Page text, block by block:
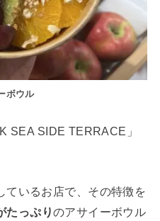
ボウル
SEA SIDE TERRACE」
ているお店で、その特徴を
たっぷりのアサイーボウル